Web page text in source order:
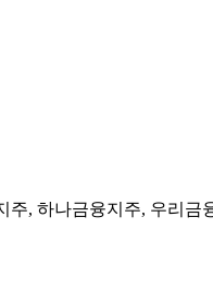
, 하나금융지주, 우리금